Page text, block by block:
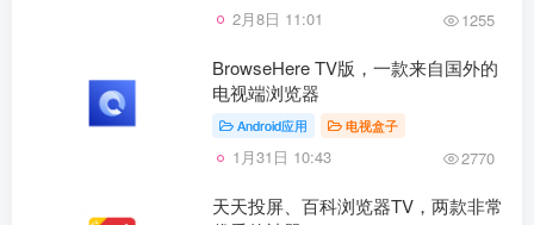
2月8日 11:01 1255
BrowseHere TV版，一款来自国外的
电视端浏览器
Android应用 电视盒子
1月31日 10:43 2770
天天投屏、百科浏览器TV，两款非常